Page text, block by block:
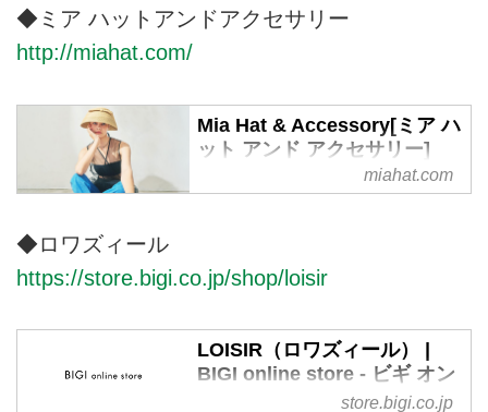
ンチのベーシックスタイルを軸に
してくれる、心にも暮らしにも寄
り添う上質な大人のカジュアルを
展開します。
◆ミア ハットアンドアクセサリー
http://miahat.com/
Mia Hat & Accessory[ミア ハ
ット アンド アクセサリー]
miahat.com
◆ロワズィール
https://store.bigi.co.jp/shop/loisir
LOISIR（ロワズィール） |
BIGI online store - ビギ オン
store.bigi.co.jp